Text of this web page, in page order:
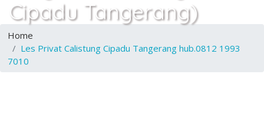
Cipadu Tangerang)
Home
Les Privat Calistung Cipadu Tangerang hub.0812 1993
7010